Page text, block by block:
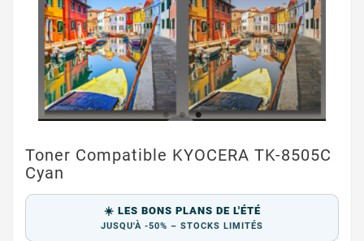
Toner Compatible KYOCERA TK-8505C
Cyan
☀️ LES BONS PLANS DE L'ÉTÉ
JUSQU'À -50% – STOCKS LIMITÉS